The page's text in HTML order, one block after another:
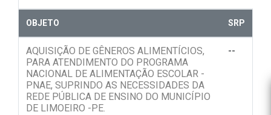
OBJETO SRP
AQUISIÇÃO DE GÊNEROS ALIMENTÍCIOS,
PARA ATENDIMENTO DO PROGRAMA
NACIONAL DE ALIMENTAÇÃO ESCOLAR -
PNAE, SUPRINDO AS NECESSIDADES DA
REDE PÚBLICA DE ENSINO DO MUNICÍPIO
DE LIMOEIRO -PE.
--